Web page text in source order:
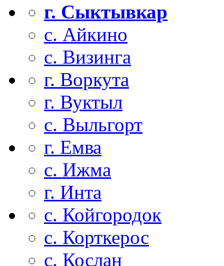
г. Сыктывкар
с. Айкино
с. Визинга
г. Воркута
г. Вуктыл
с. Выльгорт
г. Емва
с. Ижма
г. Инта
с. Койгородок
с. Корткерос
с. Кослан